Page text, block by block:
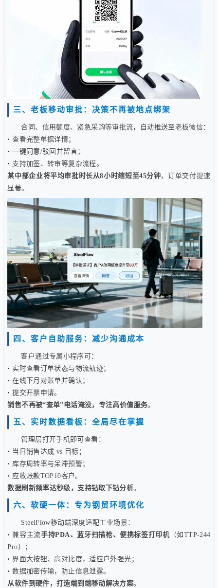
三、老板移动审批：决策不再被地点绑架
合同、信用额度、紧急采购等审批流，自动推送至老板微信：
• 查看完整单据详情；
• 一键同意/驳回并留言；
• 支持加签、转审等复杂流程。
某中部企业将平均审批时长从8小时缩短至45分钟，订单交付提速
显著。
四、客户自助服务：减少沟通成本
客户通过专属小程序可：
• 实时查看订单状态与物流轨迹；
• 在线下月对账单并确认；
• 提交开票申请。
销售不再被“查单”电话淹没，专注高价值服务。
五、实时数据看板：全局尽在掌握
管理层打开手机即可查看：
• 当日销售达成 vs 目标；
• 库存周转率与呆滞预警；
• 应收账款TOP10客户。
数据刷新频率达秒级，支持钻取下钻分析。
六、软硬一体：专为钢贸环境优化
SteelFlow移动端深度适配工业场景：
• 兼容主流手持PDA、蓝牙扫描枪、便携标签打印机（如TTP-244
Pro）；
• 界面大按钮、高对比度，适应户外强光；
• 数据加密传输，防止信息泄露。
从软件到硬件，打造端到端移动解决方案。